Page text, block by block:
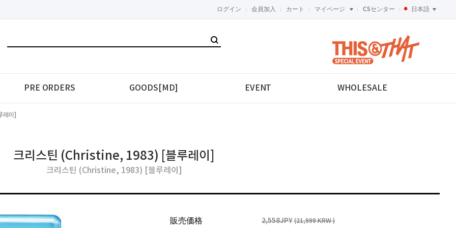
ログイン 会員加入 カート マイページ CSセンター 日本語
<-->
PRE ORDERS GOODS[MD] EVENT WHOLESALE
이]
크리스틴 (Christine, 1983) [블루레이]
크리스틴 (Christine, 1983) [블루레이]
販売価格 2,558JPY (21,999 KRW )